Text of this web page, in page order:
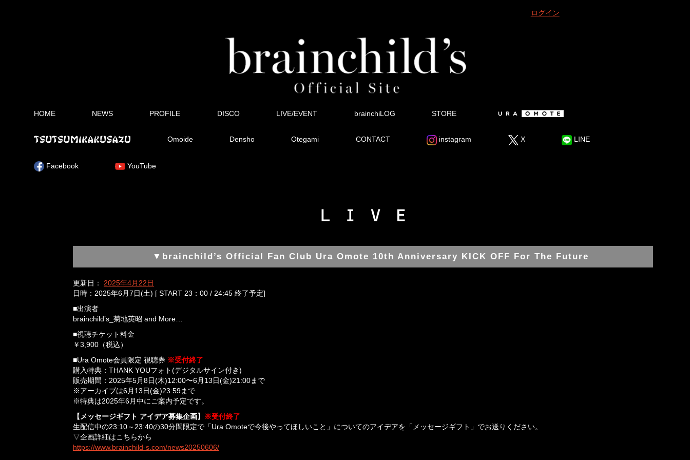
ログイン
HOME NEWS PROFILE DISCO LIVE/EVENT brainchiLOG STORE
Omoide Densho Otegami CONTACT instagram X LINE
Facebook YouTube
▼brainchild’s Official Fan Club Ura Omote 10th Anniversary KICK OFF For The Future
更新日：
2025年4月22日
日時：2025年6月7日(土) [ START 23：00 / 24:45 終了予定]
■出演者
brainchild’s_菊地英昭 and More…
■視聴チケット料金
￥3,900（税込）
■Ura Omote会員限定 視聴券 ※受付終了
購入特典：THANK YOUフォト(デジタルサイン付き)
販売期間：2025年5月8日(木)12:00〜6月13日(金)21:00まで
※アーカイブは6月13日(金)23:59まで
※特典は2025年6月中にご案内予定です。
【メッセージギフト アイデア募集企画】
※受付終了
生配信中の23:10～23:40の30分間限定で「Ura Omoteで今後やってほしいこと」についてのアイデアを「メッセージギフト」でお送りください。
▽企画詳細はこちらから
https://www.brainchild-s.com/news20250606/